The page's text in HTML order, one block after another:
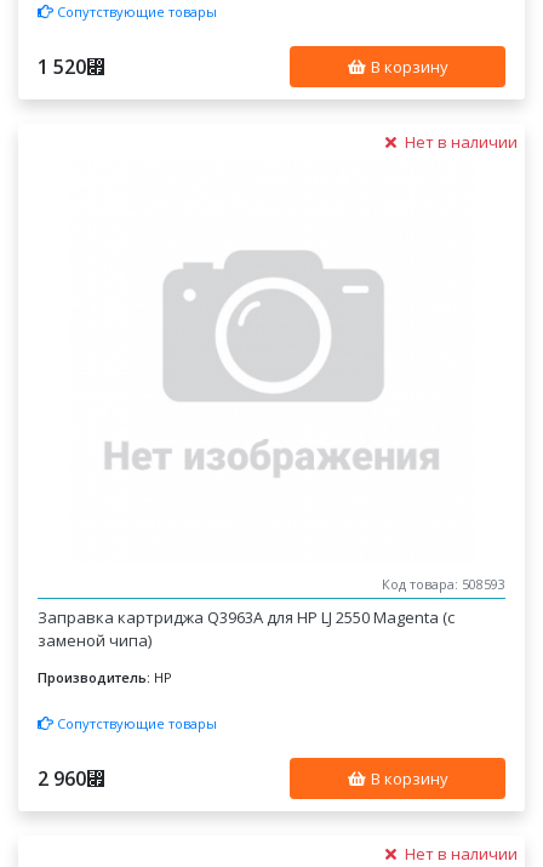
Сопутствующие товары
1 520⃏ В корзину
Нет в наличии
Код товара: 508593
Заправка картриджа Q3963A для HP LJ 2550 Magenta (с
заменой чипа)
Производитель: HP
Сопутствующие товары
2 960⃏ В корзину
Нет в наличии